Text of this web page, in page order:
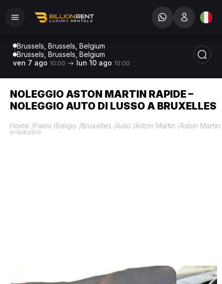
Brussels, Brussels, Belgium
Brussels, Brussels, Belgium
ven 7 ago 10:00 lun 10 ago 10:00
NOLEGGIO ASTON MARTIN RAPIDE –
NOLEGGIO AUTO DI LUSSO A BRUXELLES
Home /Paesi /Belgio /Bruxelles /Auto /Aston Martin /Aston
#YWJBQ65R